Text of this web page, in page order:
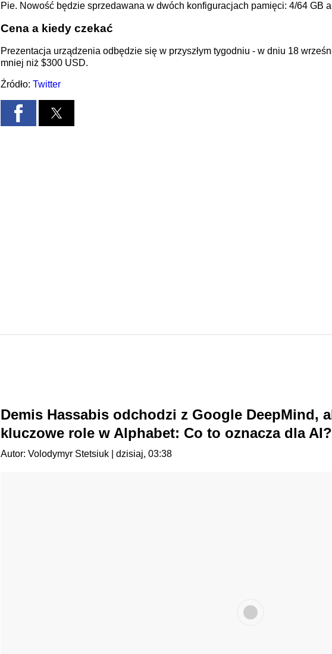
Pie. Nowość będzie sprzedawana w dwóch konfiguracjach pamięci: 4/64 GB
Cena a kiedy czekać
Prezentacja urządzenia odbędzie się w przyszłym tygodniu - w dniu 18
mniej niż $300 USD.
Źródło: Twitter